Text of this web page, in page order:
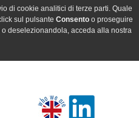
di cookie analitici di terze parti. Quale
sul pulsante Consentoo proseguire
deselezionandola, acceda alla nostra